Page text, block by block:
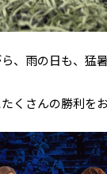
、雨の日も、猛
くさんの勝利を